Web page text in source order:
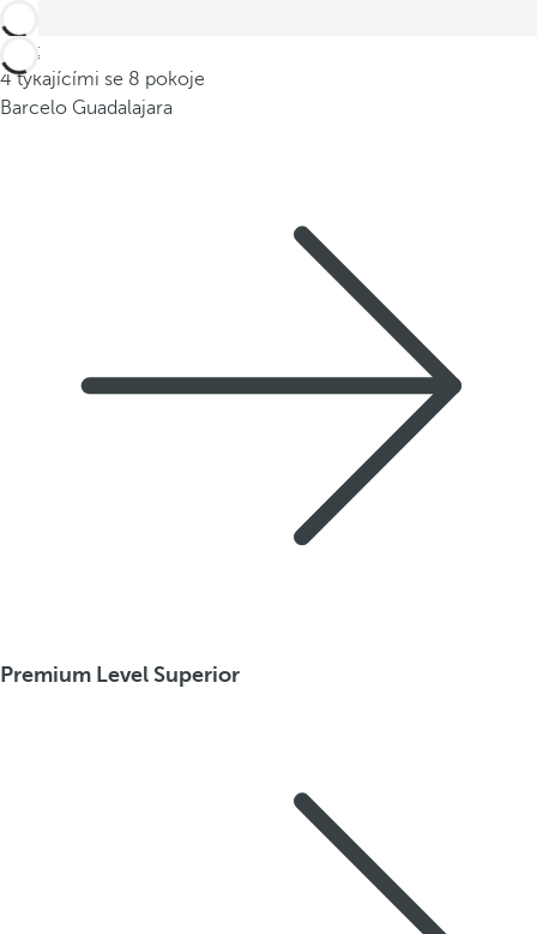
Zpět
4 týkajícími se 8 pokoje
Barcelo Guadalajara
Premium Level Superior